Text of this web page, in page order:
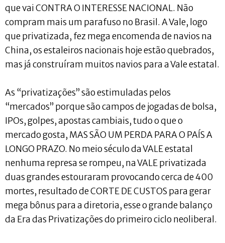
que vai CONTRA O INTERESSE NACIONAL. Não
compram mais um parafuso no Brasil. A Vale, logo
que privatizada, fez mega encomenda de navios na
China, os estaleiros nacionais hoje estão quebrados,
mas já construíram muitos navios para a Vale estatal.
As “privatizações” são estimuladas pelos
“mercados” porque são campos de jogadas de bolsa,
IPOs, golpes, apostas cambiais, tudo o que o
mercado gosta, MAS SÃO UM PERDA PARA O PAÍS A
LONGO PRAZO. No meio século da VALE estatal
nenhuma represa se rompeu, na VALE privatizada
duas grandes estouraram provocando cerca de 400
mortes, resultado de CORTE DE CUSTOS para gerar
mega bônus para a diretoria, esse o grande balanço
da Era das Privatizações do primeiro ciclo neoliberal.